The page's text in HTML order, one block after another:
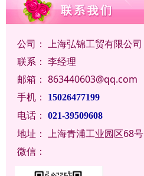
公司： 上海弘锦工贸有限公司
联系： 李经理
邮箱： 863440603@qq.com
手机：
15026477199
电话： 021-39509608
地址： 上海青浦工业园区68号
微信：